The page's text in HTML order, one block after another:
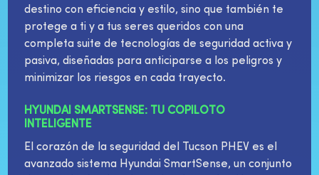
destino con eficiencia y estilo, sino que también te
protege a ti y a tus seres queridos con una
completa suite de tecnologías de seguridad activa y
pasiva, diseñadas para anticiparse a los peligros y
minimizar los riesgos en cada trayecto.
HYUNDAI SMARTSENSE: TU COPILOTO
INTELIGENTE
El corazón de la seguridad del Tucson PHEV es el
avanzado sistema Hyundai SmartSense, un conjunto